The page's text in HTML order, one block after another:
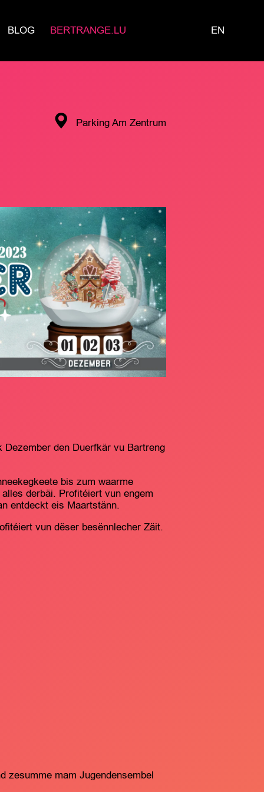
BLOG BERTRANGE.LU EN
Parking Am Zentrum
den Duerfkär vu Bartreng
bis zum waarme
derbäi. Profitéiert vun engem
entdeckt eis Maartstänn.
vun dëser besënnlecher Zäit.
zesumme mam Jugendensembel